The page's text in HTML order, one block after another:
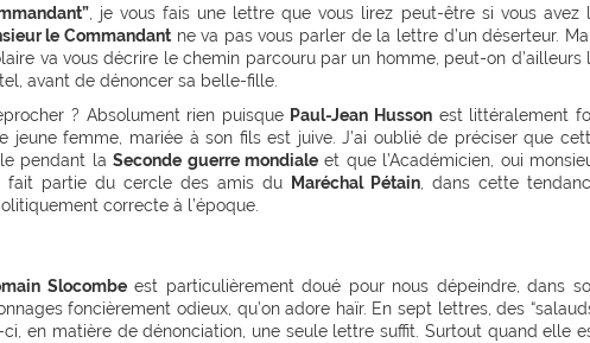
, je vous fais une lettre que vous lirez peut-être si vous avez
le Commandantne va pas vous parler de la lettre d’un déserteur.
va vous décrire le chemin parcouru par un homme, peut-on d’ailleurs
avant de dénoncer sa belle-fille.
? Absolument rien puisque Paul-Jean Husson est littéralement
jeune femme, mariée à son fils est juive. J’ai oublié de préciser que
pendant laSeconde guerre mondiale et que l’Académicien, oui
fait partie du cercle des amis du
Maréchal Pétain, dans cette
correcte à l’époque.
Slocombeest particulièrement doué pour nous dépeindre, dans
foncièrement odieux, qu’on adore haïr. En sept lettres, des
en matière de dénonciation, une seule lettre suffit. Surtout quand elle